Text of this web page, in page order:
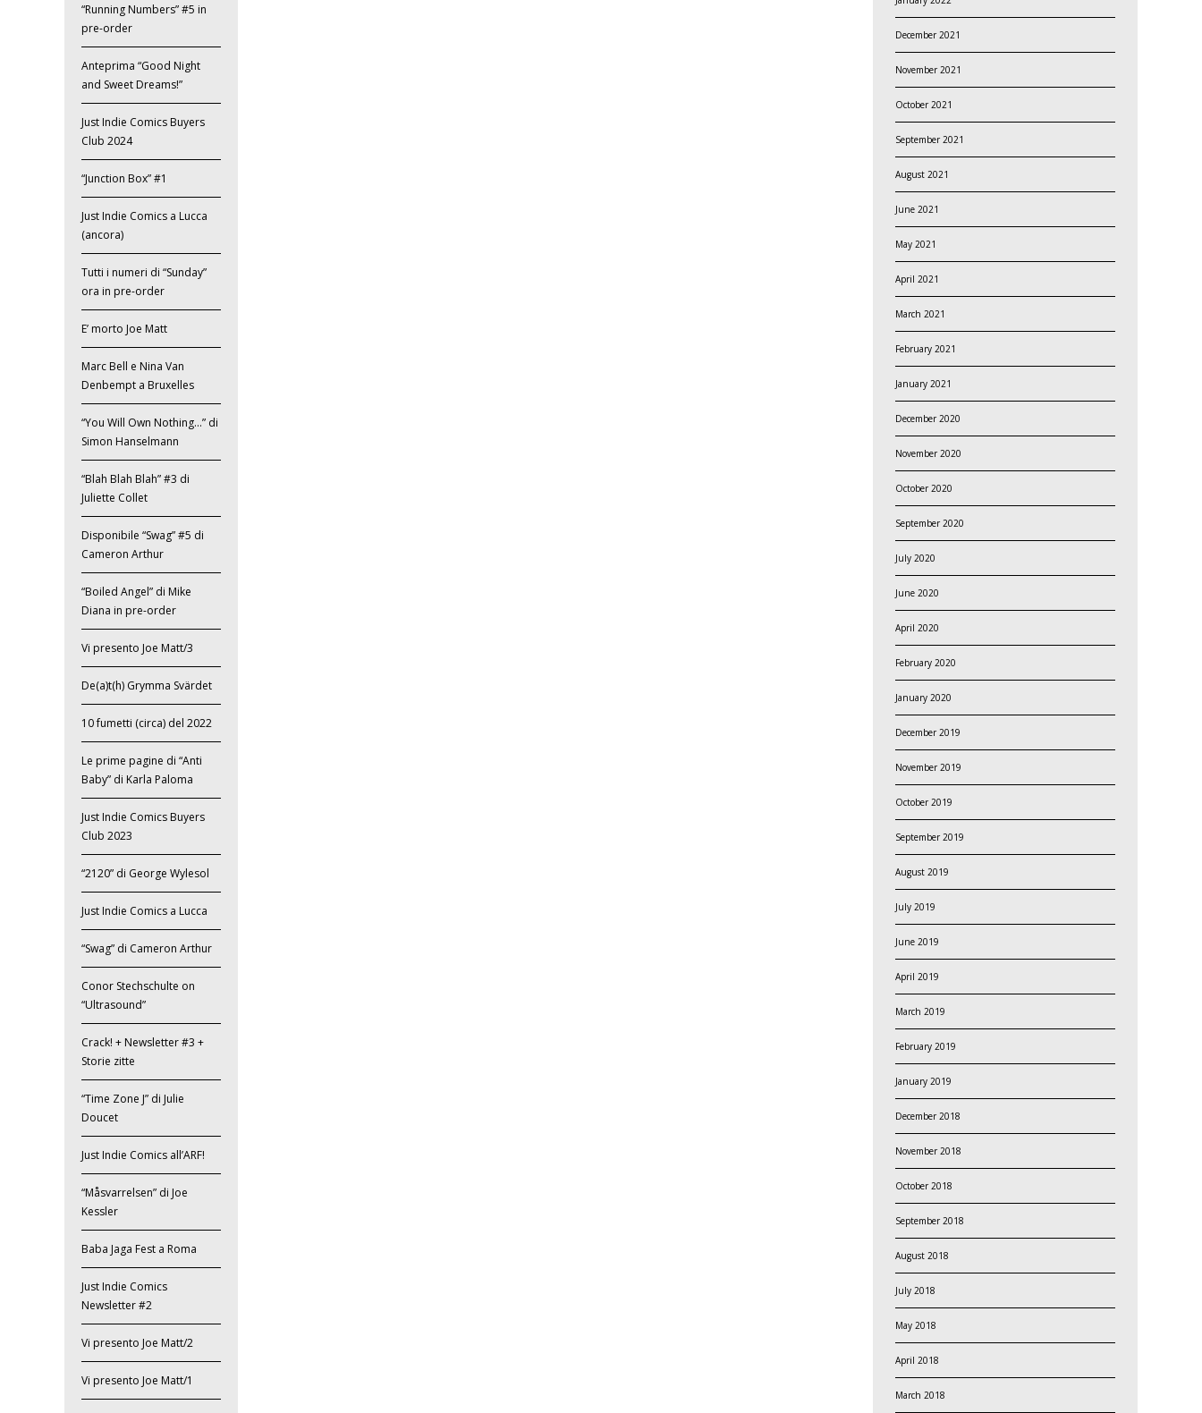
“Running Numbers” #5 in
pre-order
Anteprima “Good Night
and Sweet Dreams!”
Just Indie Comics Buyers
Club 2024
“Junction Box” #1
Just Indie Comics a Lucca
(ancora)
Tutti i numeri di “Sunday”
ora in pre-order
E’ morto Joe Matt
Marc Bell e Nina Van
Denbempt a Bruxelles
“You Will Own Nothing…” di
Simon Hanselmann
“Blah Blah Blah” #3 di
Juliette Collet
Disponibile “Swag” #5 di
Cameron Arthur
“Boiled Angel” di Mike
Diana in pre-order
Vi presento Joe Matt/3
De(a)t(h) Grymma Svärdet
10 fumetti (circa) del 2022
Le prime pagine di “Anti
Baby” di Karla Paloma
Just Indie Comics Buyers
Club 2023
“2120” di George Wylesol
Just Indie Comics a Lucca
“Swag” di Cameron Arthur
Conor Stechschulte on
“Ultrasound”
Crack! + Newsletter #3 +
Storie zitte
“Time Zone J” di Julie
Doucet
Just Indie Comics all’ARF!
“Måsvarrelsen” di Joe
Kessler
Baba Jaga Fest a Roma
Just Indie Comics
Newsletter #2
Vi presento Joe Matt/2
Vi presento Joe Matt/1
December 2021
November 2021
October 2021
September 2021
August 2021
June 2021
May 2021
April 2021
March 2021
February 2021
January 2021
December 2020
November 2020
October 2020
September 2020
July 2020
June 2020
April 2020
February 2020
January 2020
December 2019
November 2019
October 2019
September 2019
August 2019
July 2019
June 2019
April 2019
March 2019
February 2019
January 2019
December 2018
November 2018
October 2018
September 2018
August 2018
July 2018
May 2018
April 2018
March 2018